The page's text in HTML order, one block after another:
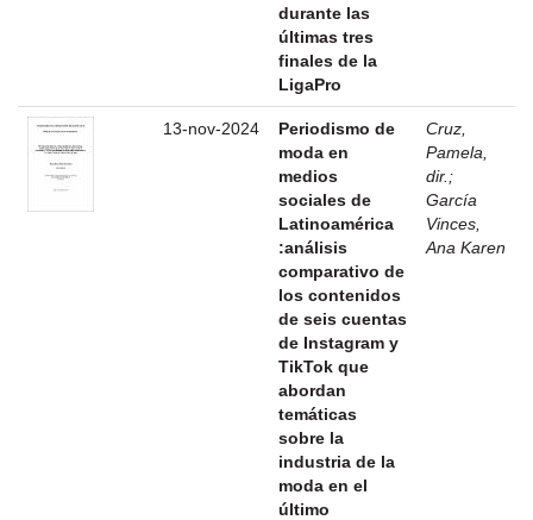
durante las
últimas tres
finales de la
LigaPro
13-nov-2024
Periodismo de
moda en
medios
sociales de
Latinoamérica
:análisis
comparativo de
los contenidos
de seis cuentas
de Instagram y
TikTok que
abordan
temáticas
sobre la
industria de la
moda en el
último
Cruz,
Pamela,
dir. ;
García
Vinces,
Ana Karen